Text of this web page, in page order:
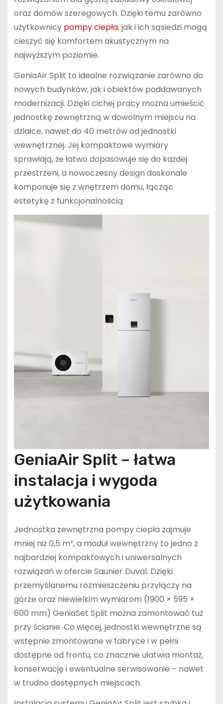
oraz domów szeregowych. Dzięki temu zarówno
użytkownicy pompy ciepła, jak i ich sąsiedzi mogą
cieszyć się komfortem akustycznym na
najwyższym poziomie.
GeniaAir Split to idealne rozwiązanie zarówno do
nowych budynków, jak i obiektów poddawanych
modernizacji. Dzięki cichej pracy można umieścić
jednostkę zewnętrzną w dowolnym miejscu na
działce, nawet do 40 metrów od jednostki
wewnętrznej. Jej kompaktowe wymiary
sprawiają, że łatwo dopasowuje się do każdej
przestrzeni, a nowoczesny design doskonale
komponuje się z wnętrzem domu, łącząc
estetykę z funkcjonalnością.
GeniaAir Split – łatwa
instalacja i wygoda
użytkowania
Jednostka zewnętrzna pompy ciepła zajmuje
mniej niż 0,5 m², a moduł wewnętrzny to jedno z
najbardziej kompaktowych i uniwersalnych
rozwiązań w ofercie Saunier Duval. Dzięki
przemyślanemu rozmieszczeniu przyłączy na
górze oraz niewielkim wymiarom (1900 × 595 ×
600 mm) GeniaSet Split można zamontować tuż
przy ścianie. Co więcej, jednostki wewnętrzne są
wstępnie zmontowane w fabryce i w pełni
dostępne od frontu, co znacznie ułatwia montaż,
konserwację i ewentualne serwisowanie – nawet
w trudno dostępnych miejscach.